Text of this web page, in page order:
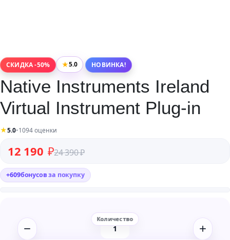
СКИДКА -50% ★5.0 НОВИНКА!
Native Instruments Ireland
Virtual Instrument Plug-in
★5.0•1094 оценки
24 390₽
Первоначальная цена составляла 24 390 ₽.
12 190 ₽
Текущая цена: 12 190 ₽.
+609бонусовза покупку
Количество